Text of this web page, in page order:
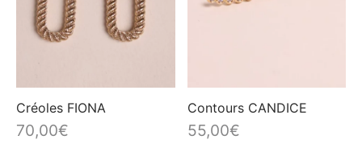
Créoles FIONA
70,00€
Contours CANDICE
55,00€